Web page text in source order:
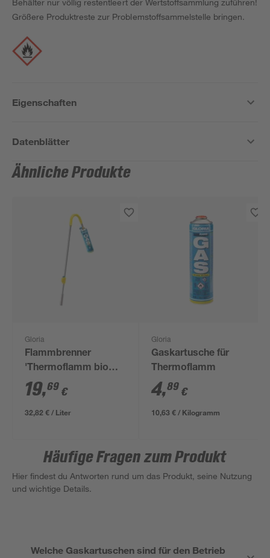
Behälter nur völlig restentleert der Wertstoffsammlung zuführen!
Größere Produktreste zur Problemstoffsammelstelle bringen.
Eigenschaften
Datenblätter
Ähnliche Produkte
Gloria
Flammbrenner
'Thermoflamm bio
Classic Plus' mit
Gaskartusche 600 ml
19,69 €
32,82 € / Liter
Gloria
Gaskartusche für
Thermoflamm
4,89 €
10,63 € / Kilogramm
Häufige Fragen zum Produkt
Hier findest du Antworten rund um das Produkt, seine Nutzung
und wichtige Details.
Welche Gaskartuschen sind für den Betrieb